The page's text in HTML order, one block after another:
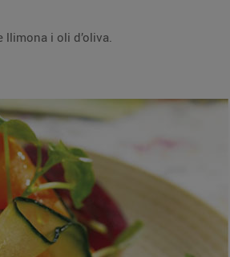
sal, pebre, suc de llimona i oli d’oliva.